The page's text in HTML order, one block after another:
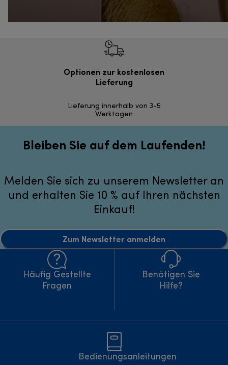
Optionen zur kostenlosen
Lieferung
Lieferung innerhalb von 3-5
Werktagen
Bleiben Sie auf dem Laufenden!
Melden Sie sich zu unserem Newsletter an
und erhalten Sie 10 % auf Ihren nächsten
Einkauf!
Zum Newsletter anmelden
Häufig Gestellte
Fragen
Benötigen Sie
Hilfe?
Bedienungsanleitungen